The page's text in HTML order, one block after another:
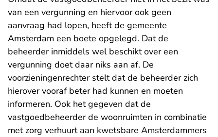
van een vergunning en hiervoor ook geen
aanvraag had lopen, heeft de gemeente
Amsterdam een boete opgelegd. Dat de
beheerder inmiddels wel beschikt over een
vergunning doet daar niks aan af. De
voorzieningenrechter stelt dat de beheerder zich
hierover vooraf beter had kunnen en moeten
informeren. Ook het gegeven dat de
vastgoedbeheerder de woonruimten in combinatie
met zorg verhuurt aan kwetsbare Amsterdammers